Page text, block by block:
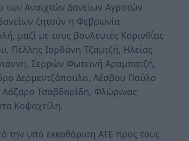
των Ανοιχτών Δανείων Αγροτών
ζητούν η Φεβρωνία
μαζί με τους βουλευτές Κορινθίας
Πέλλης Ιορδάνη Τζαμτζή, Ηλείας
Σερρών Φωτεινή Αραμπατζή,
Δερμεντζόπουλο, Λέσβου Παύλο
Λάζαρο Τσαβδαρίδη, Φλώρινας
Κοψαχείλη.
την υπό εκκαθάριση ΑΤΕ προς τους